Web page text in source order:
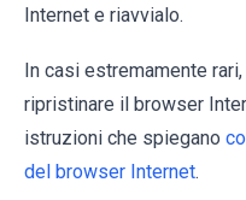
Internet e riavvialo.
In casi estremamente
ripristinare il browser
istruzioni che spiegano
del browser Internet.